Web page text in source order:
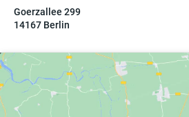
Goerzallee 299
14167 Berlin